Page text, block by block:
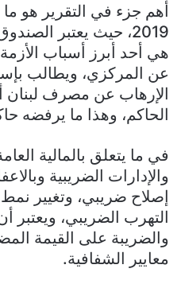
أهم جزء في التقرير هو
2019، حيث يعتبر
هي أحد أبرز أسباب
عن المركزي، ويطالب
الإرهاب عن مصرف لبنان
الحاكم، وهذا ما يرفضه
في ما يتعلق بالمالية
والإدارات الضريبية
إصلاح ضريبي، وتغيير
التهرب الضريبي، ويعتبر
والضريبة على القيمة
معايير الشفافية.